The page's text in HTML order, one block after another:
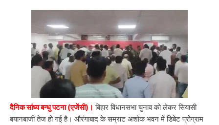
दैनिक सांध्य बन्धु पटना (एजेंसी)। बिहार विधानसभा चुनाव को लेकर सियासी
बयानबाजी तेज हो गई है। औरंगाबाद के सम्राट अशोक भवन में डिबेट प्रोग्राम